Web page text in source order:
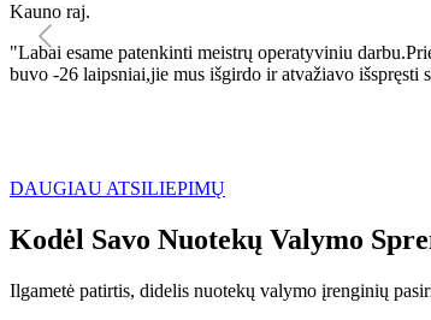
Kauno raj.
"Labai esame patenkinti meistrų operatyviniu
buvo -26 laipsniai,jie mus išgirdo ir atvažiavo
DAUGIAU ATSILIEPIMŲ
Kodėl Savo Nuotekų Valymo
Ilgametė patirtis, didelis nuotekų valymo įrenginių